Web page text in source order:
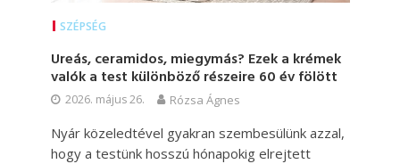
SZÉPSÉG
Ureás, ceramidos, miegymás? Ezek a krémek
valók a test különböző részeire 60 év fölött
2026. május 26. Rózsa Ágnes
Nyár közeledtével gyakran szembesülünk azzal,
hogy a testünk hosszú hónapokig elrejtett